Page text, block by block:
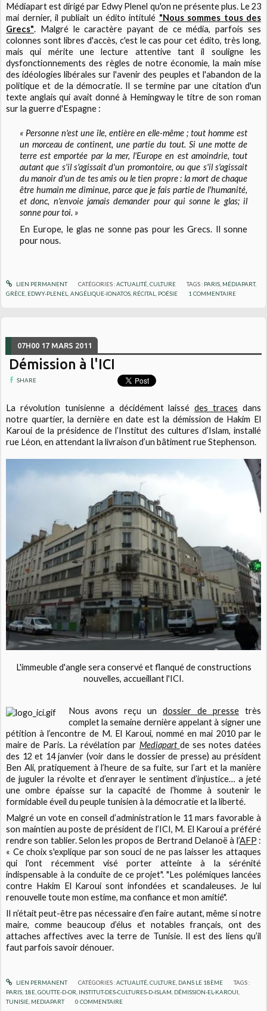
Médiapart est dirigé par Edwy Plenel qu'on ne présente plus. Le 23
mai dernier, il publiait un édito intitulé "Nous sommes tous des
Grecs". Malgré le caractère payant de ce média, parfois ses
colonnes sont libres d'accès, c'est le cas pour cet édito, très long,
mais qui mérite une lecture attentive tant il souligne les
dysfonctionnements des règles de notre économie, la main mise
des idéologies libérales sur l'avenir des peuples et l'abandon de la
politique et de la démocratie. Il se termine par une citation d'un
texte anglais qui avait donné à Hemingway le titre de son roman
sur la guerre d'Espagne :
« Personne n'est une île, entière en elle-même ; tout homme est
un morceau de continent, une partie du tout. Si une motte de
terre est emportée par la mer, l'Europe en est amoindrie, tout
autant que s'il s'agissait d'un promontoire, ou que s'il s'agissait
du manoir d'un de tes amis ou le tien propre : la mort de chaque
être humain me diminue, parce que je fais partie de l'humanité,
et donc, n'envoie jamais demander pour qui sonne le glas; il
sonne pour toi. »
En Europe, le glas ne sonne pas pour les Grecs. Il sonne
pour nous.
LIEN PERMANENT CATÉGORIES :ACTUALITÉ, CULTURE TAGS : PARIS MÉDIAPART,
GRÈCE EDWY-PLENEL ,ANGÉLIQUE-IONATOS RÉCITAL POÉSIE 1 COMMENTAIRE
07H00 17 MARS 2011
Démission à l'ICI
SHARE
La révolution tunisienne a décidément laissédes traces dans
notre quartier, la dernière en date est la démission de Hakim El
Karoui de la présidence de l’Institut des cultures d’Islam, installé
rue Léon, en attendant la livraison d’un bâtiment rue Stephenson.
L'immeuble d'angle sera conservé et flanqué de constructions
nouvelles, accueillant l'ICI.
Nous avons reçu undossier de pressetrès
complet la semaine dernière appelant à signer une
pétition à l’encontre de M. El Karoui, nommé en mai 2010 par le
maire de Paris. La révélation par Mediapart de ses notes datées
des 12 et 14 janvier (voir dans le dossier de presse) au président
Ben Ali, pratiquement à l’heure de sa fuite, sur l’art et la manière
de juguler la révolte et d’enrayer le sentiment d’injustice… a jeté
une ombre épaisse sur la capacité de l’homme à soutenir le
formidable éveil du peuple tunisien à la démocratie et la liberté.
Malgré un vote en conseil d’administration le 11 mars favorable à
son maintien au poste de président de l’ICI, M. El Karoui a préféré
rendre son tablier. Selon les propos de Bertrand Delanoë à l’AFP :
« Ce choix s'explique par son souci de ne pas laisser les attaques
qui l'ont récemment visé porter atteinte à la sérénité
indispensable à la conduite de ce projet". "Les polémiques lancées
contre Hakim El Karoui sont infondées et scandaleuses. Je lui
renouvelle toute mon estime, ma confiance et mon amitié".
Il n’était peut-être pas nécessaire d’en faire autant, même si notre
maire, comme beaucoup d’élus et notables français, ont des
attaches affectives avec la terre de Tunisie. Il est des liens qu’il
faut parfois savoir dénouer.
LIEN PERMANENT CATÉGORIES :ACTUALITÉ, CULTURE, DANS LE 18ÈME
TAGS :
PARIS 18E ,GOUTTE-D-OR INSTITUT-DES-CULTURES-D-ISLAM DÉMISSION-EL-KAROUI
TUNISIE MEDIAPART 0 COMMENTAIRE